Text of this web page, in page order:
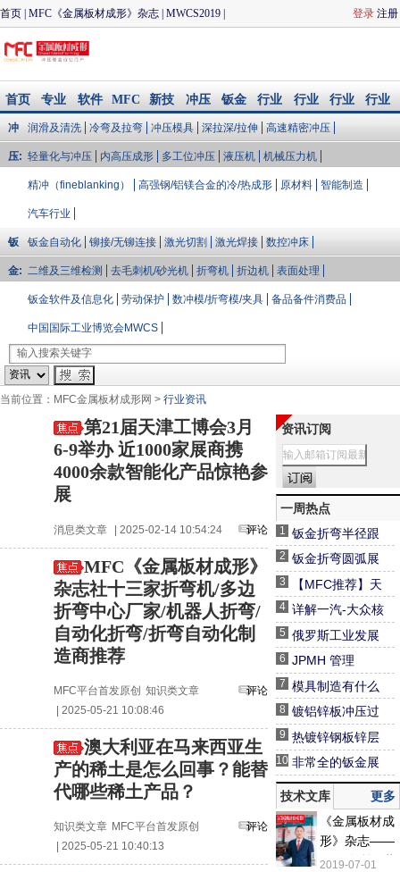
首页 MFC《金属板材成形》杂志 MWCS2019
CIMES2020 | 冲压与模具
注册
登录
首页
专业
知识
软件
模拟/
配件
MFC
会议
新技
术
冲压
与模
具
钣金
加工
行业
大V说
行业
会展
行业
资讯
行业
企业
库
冲
压:
润滑及清洗 冷弯及拉弯 冲压模具 深拉深/拉伸 高速精密冲压
轻量化与冲压 内高压成形 多工位冲压 液压机 机械压力机
精冲（fineblanking） 高强钢/铝镁合金的冷/热成形 原材料 智能制造
汽车行业
钣
金:
钣金自动化 铆接/无铆连接 激光切割 激光焊接 数控冲床
二维及三维检测 去毛刺机/砂光机 折弯机 折边机 表面处理
钣金软件及信息化 劳动保护 数冲模/折弯模/夹具 备品备件消费品
中国国际工业博览会MWCS
当前位置： MFC金属板材成形网 > 行业资讯
第21届天津工博会3月
6-9举办 近1000家展商携
4000余款智能化产品惊艳参
展
消息类文章 | 2025-02-14 10:54:24 评论
MFC《金属板材成形》
杂志社十三家折弯机/多边
折弯中心厂家/机器人折弯/
自动化折弯/折弯自动化制
造商推荐
MFC平台首发原创 知识类文章
| 2025-05-21 10:08:46
评论
澳大利亚在马来西亚生
产的稀土是怎么回事？能替
代哪些稀土产品？
知识类文章 MFC平台首发原创
| 2025-05-21 10:40:13
评论
资讯订阅
一周热点
1 钣金折弯半径跟
板厚度之间的关
系（图文对比）
2 钣金折弯圆弧展
开精准计算！
3
【MFC推荐】天
生无畏 卓而不凡
I D-Tube 520重
载型专业激光切
管机
4 详解一汽-大众核
心“三电系统”安全
设计
5 俄罗斯工业发展
现况与未来
6 JPMH 管理
7 模具制造有什么
特点？其主要特
点有以下几种
8 镀铝锌板冲压过
程表面发黑原因
分析
9 热镀锌钢板锌层
冲压脱落的原因
分析
10 非常全的钣金展
开计算及工艺处
理方法
技术文库
更多
《金属板材成
形》杂志——
2017年第五期
2019-07-01